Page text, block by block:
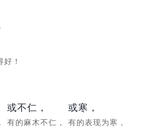
好！
或不仁，
有的麻木不仁，
或寒，
有的表现为寒，